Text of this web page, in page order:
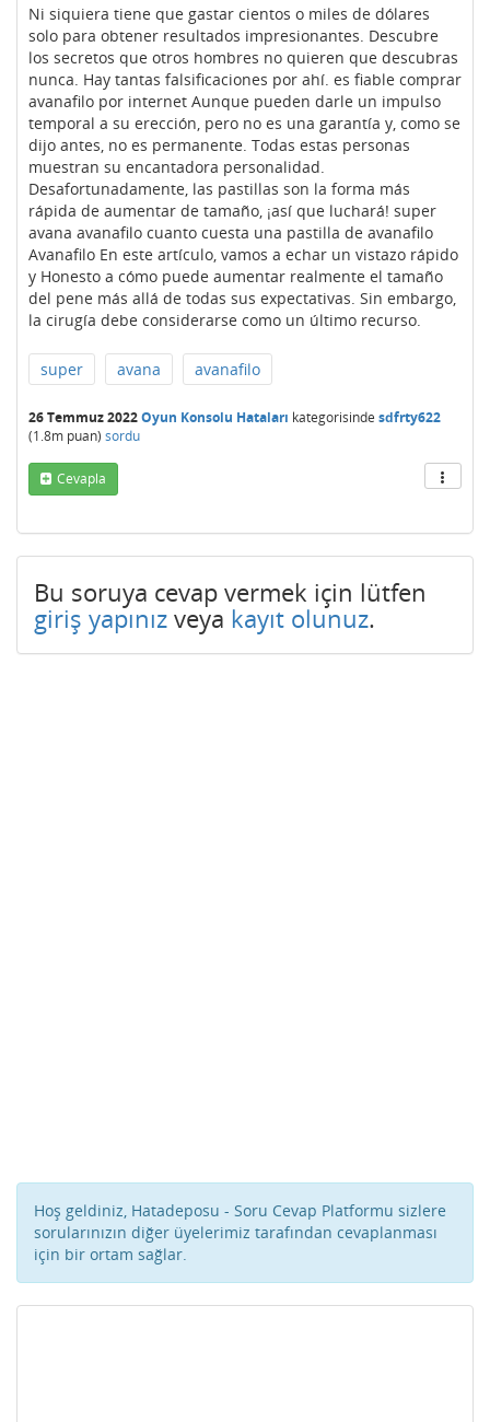
Ni siquiera tiene que gastar cientos o miles de dólares
solo para obtener resultados impresionantes. Descubre
los secretos que otros hombres no quieren que descubras
nunca. Hay tantas falsificaciones por ahí. es fiable comprar
avanafilo por internet Aunque pueden darle un impulso
temporal a su erección, pero no es una garantía y, como se
dijo antes, no es permanente. Todas estas personas
muestran su encantadora personalidad.
Desafortunadamente, las pastillas son la forma más
rápida de aumentar de tamaño, ¡así que luchará! super
avana avanafilo cuanto cuesta una pastilla de avanafilo
Avanafilo En este artículo, vamos a echar un vistazo rápido
y Honesto a cómo puede aumentar realmente el tamaño
del pene más allá de todas sus expectativas. Sin embargo,
la cirugía debe considerarse como un último recurso.
super avana avanafilo
26 Temmuz 2022Oyun Konsolu Hataları kategorisinde sdfrty622
(1.8m puan) sordu
Cevapla
Bu soruya cevap vermek için lütfen
giriş yapınız veya kayıt olunuz.
Hoş geldiniz, Hatadeposu - Soru Cevap Platformu sizlere
sorularınızın diğer üyelerimiz tarafından cevaplanması
için bir ortam sağlar.